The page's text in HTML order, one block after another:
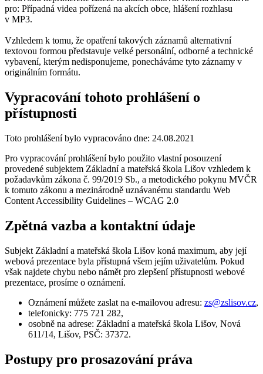
pro: Případná videa pořízená na akcích obce, hlášení rozhlasu
v MP3.
Vzhledem k tomu, že opatření takových záznamů alternativní
textovou formou představuje velké personální, odborné a technické
vybavení, kterým nedisponujeme, ponecháváme tyto záznamy v
originálním formátu.
Vypracování tohoto prohlášení o
přístupnosti
Toto prohlášení bylo vypracováno dne: 24.08.2021
Pro vypracování prohlášení bylo použito vlastní posouzení
provedené subjektem Základní a mateřská škola Lišov vzhledem k
požadavkům zákona č. 99/2019 Sb., a metodického pokynu MVČR
k tomuto zákonu a mezinárodně uznávanému standardu Web
Content Accessibility Guidelines – WCAG 2.0
Zpětná vazba a kontaktní údaje
Subjekt Základní a mateřská škola Lišov koná maximum, aby její
webová prezentace byla přístupná všem jejím uživatelům. Pokud
však najdete chybu nebo námět pro zlepšení přístupnosti webové
prezentace, prosíme o oznámení.
Oznámení můžete zaslat na e-mailovou adresu: zs@zslisov.cz,
telefonicky: 775 721 282,
osobně na adrese: Základní a mateřská škola Lišov, Nová
611/14, Lišov, PSČ: 37372.
Postupy pro prosazování práva